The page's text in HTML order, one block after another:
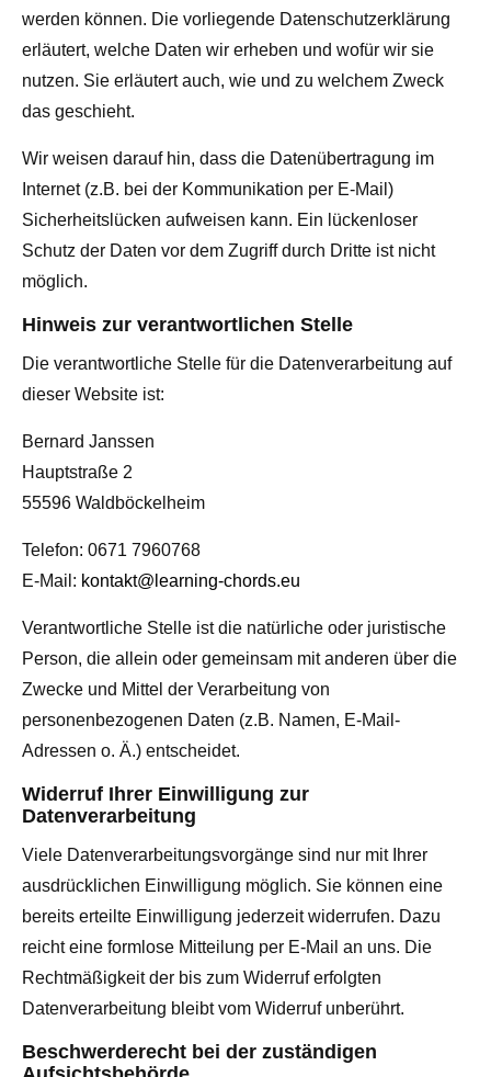
werden können. Die vorliegende Datenschutzerklärung
erläutert, welche Daten wir erheben und wofür wir sie
nutzen. Sie erläutert auch, wie und zu welchem Zweck
das geschieht.
Wir weisen darauf hin, dass die Datenübertragung im
Internet (z.B. bei der Kommunikation per E-Mail)
Sicherheitslücken aufweisen kann. Ein lückenloser
Schutz der Daten vor dem Zugriff durch Dritte ist nicht
möglich.
Hinweis zur verantwortlichen Stelle
Die verantwortliche Stelle für die Datenverarbeitung auf
dieser Website ist:
Bernard Janssen
Hauptstraße 2
55596 Waldböckelheim
Telefon: 0671 7960768
E-Mail: kontakt@learning-chords.eu
Verantwortliche Stelle ist die natürliche oder juristische
Person, die allein oder gemeinsam mit anderen über die
Zwecke und Mittel der Verarbeitung von
personenbezogenen Daten (z.B. Namen, E-Mail-
Adressen o. Ä.) entscheidet.
Widerruf Ihrer Einwilligung zur
Datenverarbeitung
Viele Datenverarbeitungsvorgänge sind nur mit Ihrer
ausdrücklichen Einwilligung möglich. Sie können eine
bereits erteilte Einwilligung jederzeit widerrufen. Dazu
reicht eine formlose Mitteilung per E-Mail an uns. Die
Rechtmäßigkeit der bis zum Widerruf erfolgten
Datenverarbeitung bleibt vom Widerruf unberührt.
Beschwerderecht bei der zuständigen